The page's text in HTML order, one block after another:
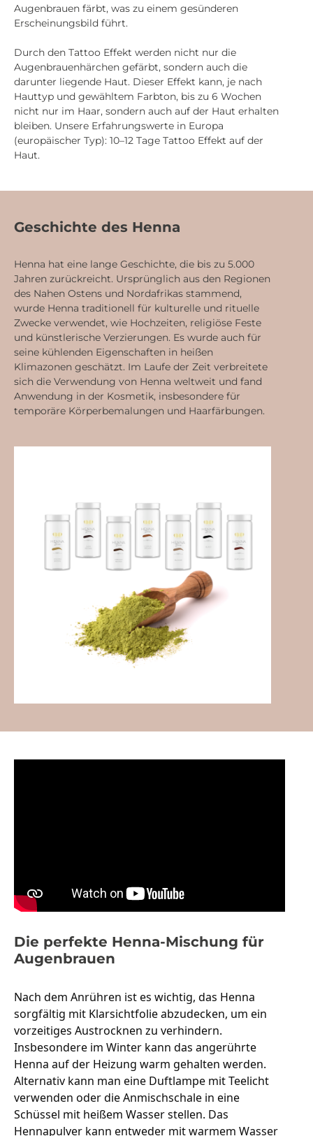
Augenbrauen färbt, was zu einem gesünderen
Erscheinungsbild führt.
Durch den Tattoo Effekt werden nicht nur die
Augenbrauenhärchen gefärbt, sondern auch die
darunter liegende Haut. Dieser Effekt kann, je nach
Hauttyp und gewähltem Farbton, bis zu 6 Wochen
nicht nur im Haar, sondern auch auf der Haut erhalten
bleiben. Unsere Erfahrungswerte in Europa
(europäischer Typ): 10–12 Tage Tattoo Effekt auf der
Haut.
Geschichte des Henna
Henna hat eine lange Geschichte, die bis zu 5.000
Jahren zurückreicht. Ursprünglich aus den Regionen
des Nahen Ostens und Nordafrikas stammend,
wurde Henna traditionell für kulturelle und rituelle
Zwecke verwendet, wie Hochzeiten, religiöse Feste
und künstlerische Verzierungen. Es wurde auch für
seine kühlenden Eigenschaften in heißen
Klimazonen geschätzt. Im Laufe der Zeit verbreitete
sich die Verwendung von Henna weltweit und fand
Anwendung in der Kosmetik, insbesondere für
temporäre Körperbemalungen und Haarfärbungen.
Die perfekte Henna-Mischung für
Augenbrauen
Nach dem Anrühren ist es wichtig, das Henna
sorgfältig mit Klarsichtfolie abzudecken, um ein
vorzeitiges Austrocknen zu verhindern.
Insbesondere im Winter kann das angerührte
Henna auf der Heizung warm gehalten werden.
Alternativ kann man eine Duftlampe mit Teelicht
verwenden oder die Anmischschale in eine
Schüssel mit heißem Wasser stellen. Das
Hennapulver kann entweder mit warmem Wasser